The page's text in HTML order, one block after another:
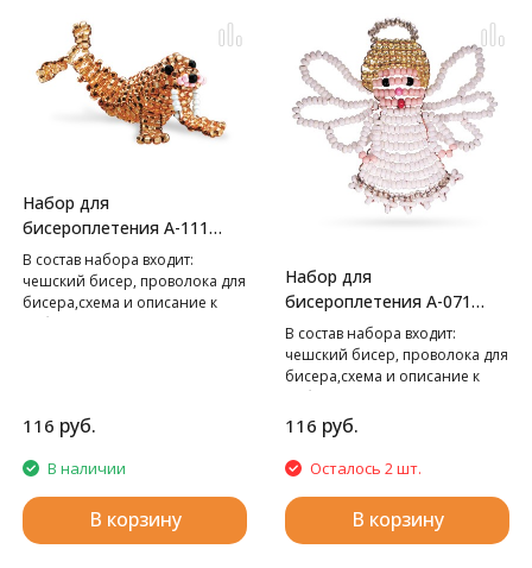
Набор для
бисероплетения А-111
Морж,
В cостав набора входит:
чешский бисер, проволока для
бисера,схема и описание к
работе.
116 руб.
В наличии
В корзину
Набор для
бисероплетения А-071
Ангелок,
В cостав набора входит:
чешский бисер, проволока для
бисера,схема и описание к
работе.
116 руб.
Осталось 2 шт.
В корзину